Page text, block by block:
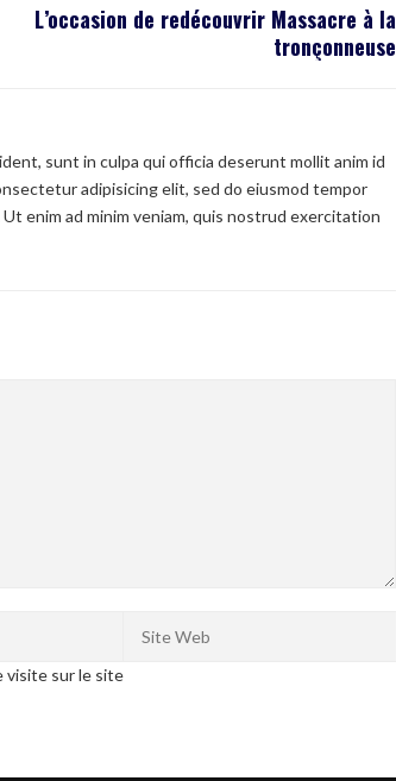
L’occasion de redécouvrir Massacre à la
tronçonneuse
sunt in culpa qui officia deserunt mollit anim id
adipisicing elit, sed do eiusmod tempor
enim ad minim veniam, quis nostrud exercitation
visite sur le site